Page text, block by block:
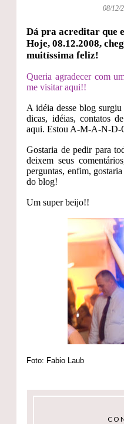
08/12/
Dá pra acreditar que
Hoje, 08.12.2008,
muitíssima feliz!
Queria agradecer com
me visitar aqui!!
A idéia desse blog
dicas, idéias, contatos
aqui. Estou A-M-A-N-D-
Gostaria de pedir para
deixem seus
perguntas, enfim,
do blog!
Um super beijo!!
Foto: Fabio Laub